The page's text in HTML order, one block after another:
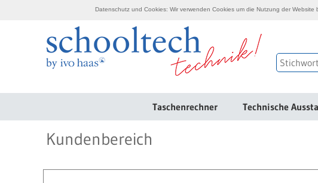
Taschenrechner Technische
Kundenbereich
Datenschutz und Cookies: Wir verwenden Cookies um die Nutzung der